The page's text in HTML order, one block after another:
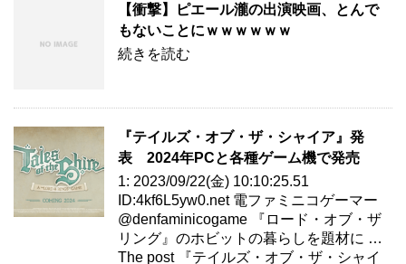
【衝撃】ピエール瀧の出演映画、とんで
もないことにｗｗｗｗｗｗ
続きを読む
『テイルズ・オブ・ザ・シャイア』発
表 2024年PCと各種ゲーム機で発売
1: 2023/09/22(金) 10:10:25.51
ID:4kf6L5yw0.net 電ファミニコゲーマー
@denfaminicogame 『ロード・オブ・ザ
リング』のホビットの暮らしを題材に …
The post 『テイルズ・オブ・ザ・シャイ